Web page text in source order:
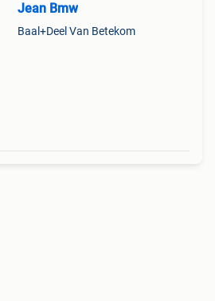
Jean Bmw
Baal+Deel Van Betekom